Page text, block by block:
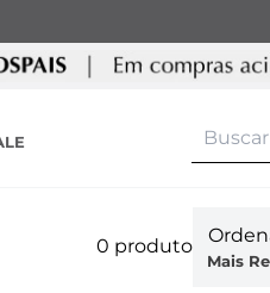
0 produto
Mais